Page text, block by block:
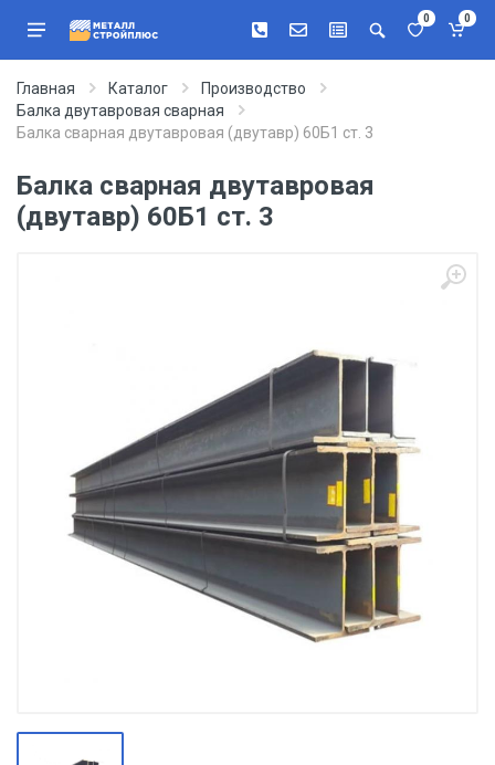
0 0
Главная Каталог
Производство
Балка двутавровая сварная
Балка сварная двутавровая (двутавр) 60Б1 ст. 3
Балка сварная двутавровая
(двутавр) 60Б1 ст. 3